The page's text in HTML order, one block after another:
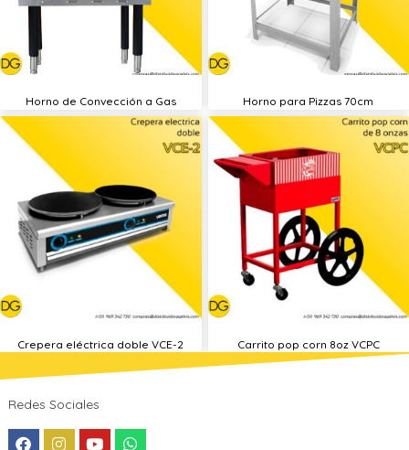
Horno de Convección a Gas Horno para Pizzas 70cm
Crepera eléctrica doble VCE-2 Carrito pop corn 8oz VCPC
Redes Sociales